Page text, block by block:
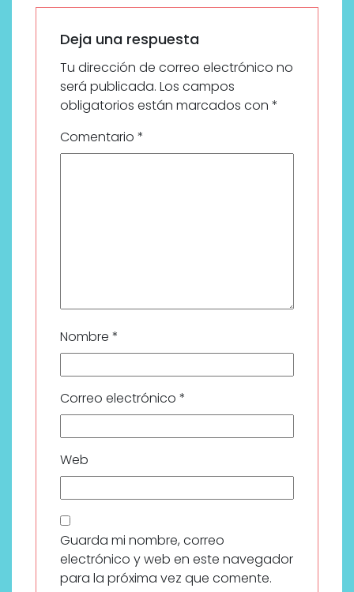
Deja una respuesta
Tu dirección de correo electrónico no
será publicada. Los campos
obligatorios están marcados con *
Comentario *
Nombre *
Correo electrónico *
Web
Guarda mi nombre, correo
electrónico y web en este navegador
para la próxima vez que comente.